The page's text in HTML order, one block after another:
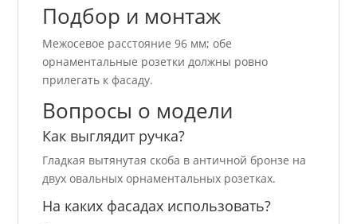
Подбор и монтаж
Межосевое расстояние 96 мм; обе
орнаментальные розетки должны ровно
прилегать к фасаду.
Вопросы о модели
Как выглядит ручка?
Гладкая вытянутая скоба в античной бронзе на
двух овальных орнаментальных розетках.
На каких фасадах использовать?